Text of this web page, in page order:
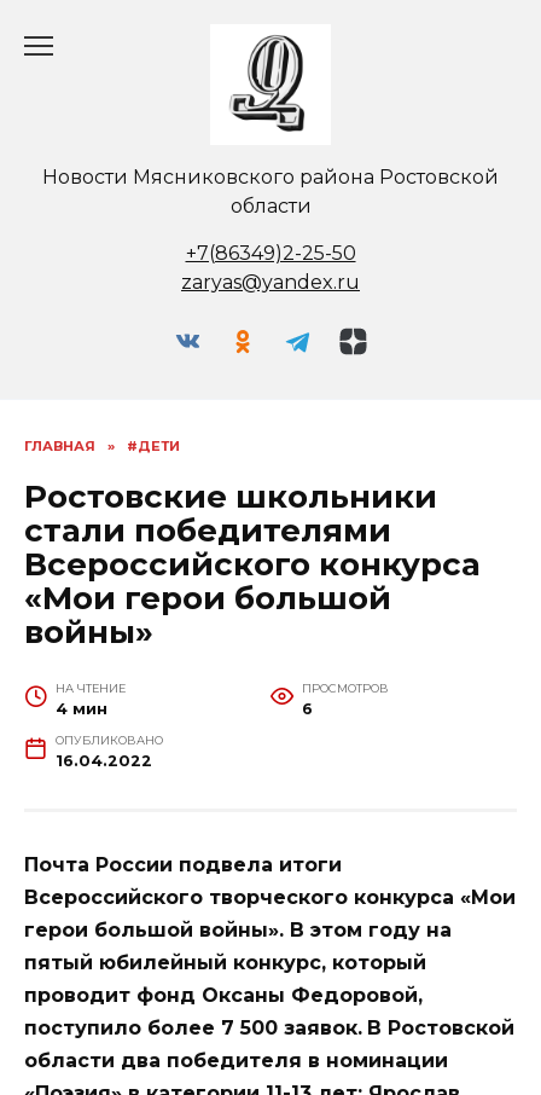
Новости Мясниковского района Ростовской
области
+7(86349)2-25-50
zaryas@yandex.ru
ГЛАВНАЯ » #ДЕТИ
Ростовские школьники
стали победителями
Всероссийского конкурса
«Мои герои большой
войны»
НА ЧТЕНИЕ
4 мин
ПРОСМОТРОВ
6
ОПУБЛИКОВАНО
16.04.2022
Почта России подвела итоги
Всероссийского творческого конкурса «Мои
герои большой войны». В этом году на
пятый юбилейный конкурс, который
проводит фонд Оксаны Федоровой,
поступило более 7 500 заявок. В Ростовской
области два победителя в номинации